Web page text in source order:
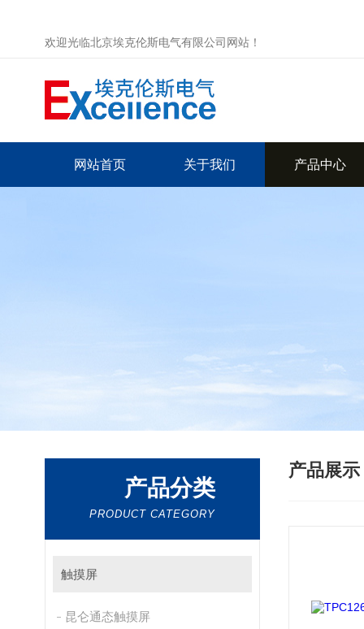
欢迎光临北京埃克伦斯电气有限公司网站！
网站首页 关于我们 产品中心
产品分类
PRODUCT CATEGORY
触摸屏
昆仑通态触摸屏
产品展示